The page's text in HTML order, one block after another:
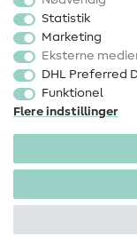
Sytilbehør
Udsalg
Statistik
Marketing
Eksterne
DHL Preferred
Funktionel
Flere indstillinger
Impressum
Ophavsret 2026